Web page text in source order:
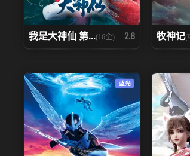
我是大神仙 第...(16全) 2.8 牧神记
蓝光